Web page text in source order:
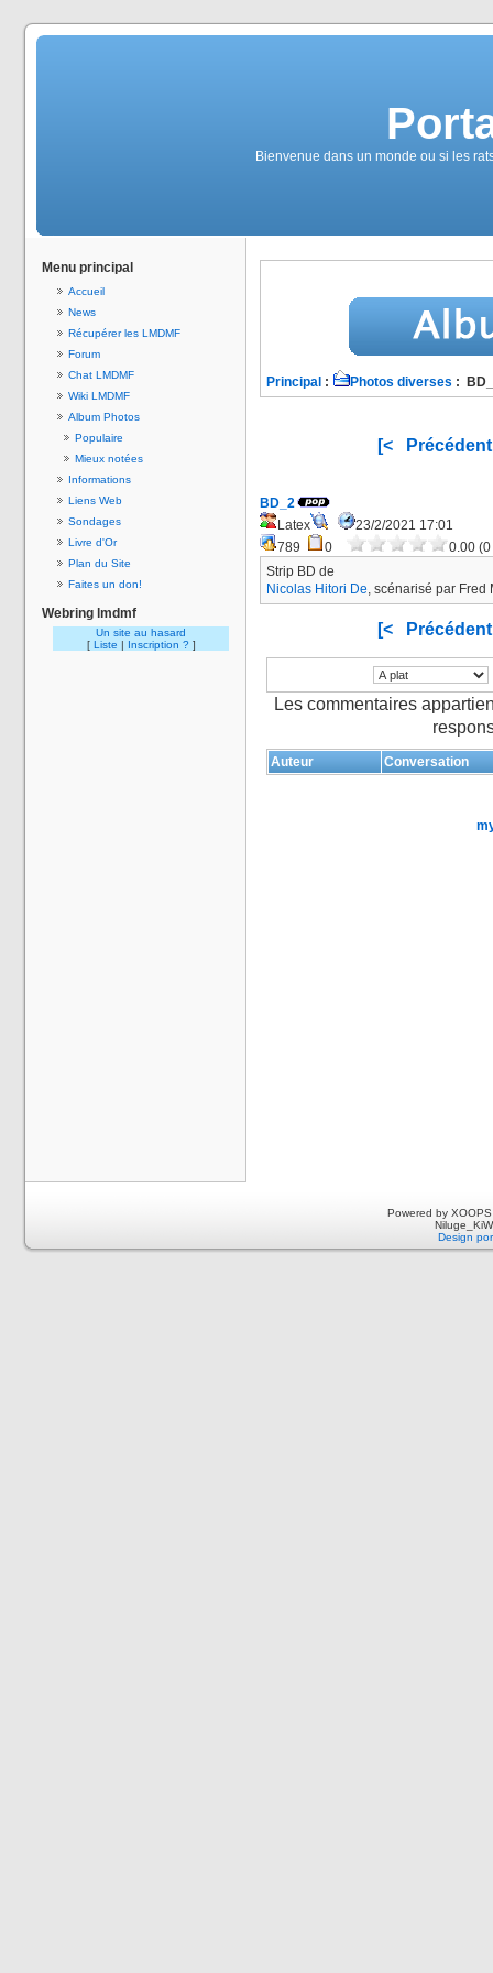
Bienvenue dans un monde ou si les
Menu principal
Accueil
News
Récupérer les LMDMF
Forum
Chat LMDMF
Wiki LMDMF
Album Photos
Populaire
Mieux notées
Informations
Liens Web
Sondages
Livre d'Or
Plan du Site
Faites un don!
Webring lmdmf
Un site au hasard
[ Liste | Inscription ? ]
Principal : Photos diverses :
[< Précédent
BD_2
Latex
23/2/2021 17:01
789
0
0.00
Strip BD de
Nicolas Hitori De, scénarisé par Fred
[< Précédent
Les commentaires
Auteur Conversation
Powered by
Design